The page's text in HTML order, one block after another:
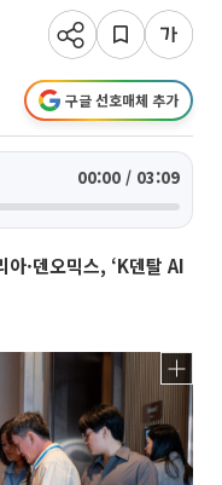
구글 선호매체 추가
00:00 / 03:09
아·덴오믹스, ‘K덴탈 AI